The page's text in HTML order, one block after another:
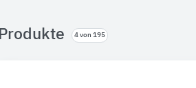
Produkte 4 von 195